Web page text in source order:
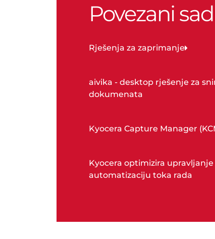
Povezani
Rješenja za zaprimanje
aivika - desktop rješenje za
dokumenata
Kyocera Capture Manager
Kyocera optimizira
automatizaciju toka rada